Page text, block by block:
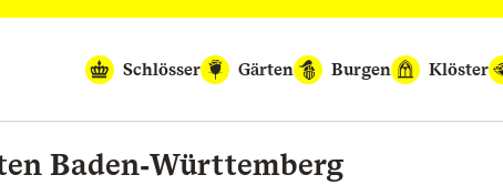
Schlösser
Gärten Burgen Klöster
Baden‑Württemberg